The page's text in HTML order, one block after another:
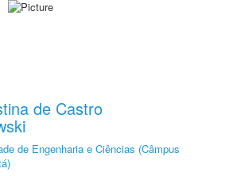
de Castro
de Engenharia e Ciências (Câmpus